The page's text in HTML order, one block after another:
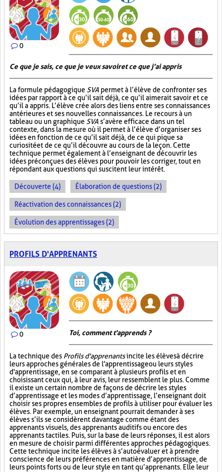
0
Ce que je sais, ce que je veux savoir et ce que j’ai appris
La formule pédagogique SVA permet à l’élève de confronter ses
idées par rapport à ce qu’il sait déjà, ce qu’il aimerait savoir et ce
qu’il a appris. L’élève crée alors des liens entre ses connaissances
antérieures et ses nouvelles connaissances. Le recours à un
tableau ou un graphique SVA s’avère efficace dans un tel
contexte, dans la mesure où il permet à l’élève d’organiser ses
idées en fonction de ce qu’il sait déjà, de ce qui pique sa
curiosité et de ce qu’il découvre au cours de la leçon. Cette
technique permet également à l’enseignant de découvrir les
idées préconçues des élèves pour pouvoir les corriger, tout en
répondant aux questions qui suscitent leur intérêt.
Découverte (4) Élaboration de questions (2)
Réactivation des connaissances (2)
Évolution des apprentissages (2)
PROFILS D'APPRENANTS
0 Toi, comment t'apprends ?
La technique des Profils d'apprenantsincite les élèves à décrire
leurs approches générales de l'apprentissage ou leurs styles
d'apprentissage, en se comparant à plusieurs profils et en
choisissant ceux qui, à leur avis, leur ressemblent le plus. Comme
il existe un certain nombre de façons de décrire les styles
d’apprentissage et les modes d’apprentissage, l’enseignant doit
choisir ses propres ensembles de profils à utiliser pour évaluer les
élèves. Par exemple, un enseignant pourrait demander à ses
élèves s’ils se considèrent davantage comme étant des
apprenants visuels, des apprenants auditifs ou encore des
apprenants tactiles. Puis, sur la base de leurs réponses, il est alors
en mesure de choisir parmi différentes approches pédagogiques.
Cette technique incite les élèves à s’autoévaluer et à prendre
conscience de leurs préférences en matière d’apprentissage, de
leurs points forts ou de leur style en tant qu’apprenants. Elle leur